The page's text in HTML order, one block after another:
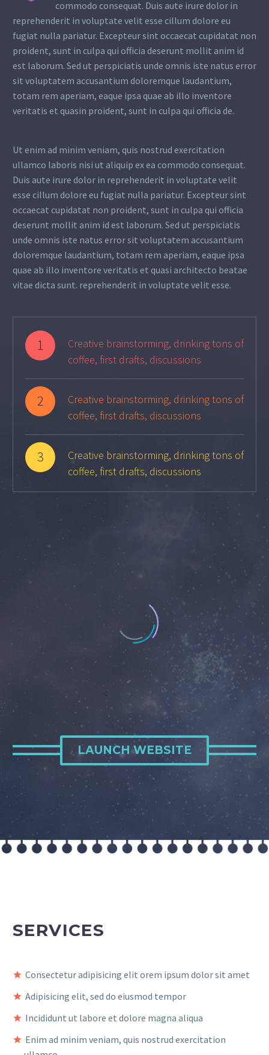
commodo consequat. Duis aute irure dolor in
reprehenderit in voluptate velit esse cillum dolore eu
fugiat nulla pariatur. Excepteur sint occaecat cupidatat non
proident, sunt in culpa qui officia deserunt mollit anim id
est laborum. Sed ut perspiciatis unde omnis iste natus error
sit voluptatem accusantium doloremque laudantium,
totam rem aperiam, eaque ipsa quae ab illo inventore
veritatis et quasin proident, sunt in culpa qui officia de.
Ut enim ad minim veniam, quis nostrud exercitation
ullamco laboris nisi ut aliquip ex ea commodo consequat.
Duis aute irure dolor in reprehenderit in voluptate velit
esse cillum dolore eu fugiat nulla pariatur. Excepteur sint
occaecat cupidatat non proident, sunt in culpa qui officia
deserunt mollit anim id est laborum. Sed ut perspiciatis
unde omnis iste natus error sit voluptatem accusantium
doloremque laudantium, totam rem aperiam, eaque ipsa
quae ab illo inventore veritatis et quasi architecto beatae
vitae dicta sunt. reprehenderit in voluptate velit esse.
1
Creative brainstorming, drinking tons of
coffee, first drafts, discussions
2
Creative brainstorming, drinking tons of
coffee, first drafts, discussions
3
Creative brainstorming, drinking tons of
coffee, first drafts, discussions
LAUNCH WEBSITE
SERVICES
Consectetur adipisicing elit orem ipsum dolor sit amet
Adipisicing elit, sed do eiusmod tempor
Incididunt ut labore et dolore magna aliqua
Enim ad minim veniam, quis nostrud exercitation